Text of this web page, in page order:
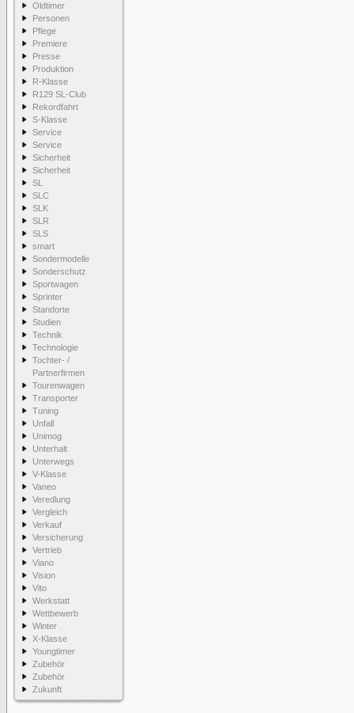
Oldtimer
Personen
Pflege
Premiere
Presse
Produktion
R-Klasse
R129 SL-Club
Rekordfahrt
S-Klasse
Service
Service
Sicherheit
Sicherheit
SL
SLC
SLK
SLR
SLS
smart
Sondermodelle
Sonderschutz
Sportwagen
Sprinter
Standorte
Studien
Technik
Technologie
Tochter- /
Partnerfirmen
Tourenwagen
Transporter
Tuning
Unfall
Unimog
Unterhalt
Unterwegs
V-Klasse
Vaneo
Veredlung
Vergleich
Verkauf
Versicherung
Vertrieb
Viano
Vision
Vito
Werkstatt
Wettbewerb
Winter
X-Klasse
Youngtimer
Zubehör
Zubehör
Zukunft